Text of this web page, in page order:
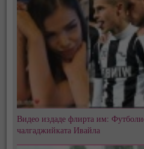
Видео издаде флирта им:
чалгаджийката Ивайла